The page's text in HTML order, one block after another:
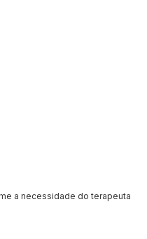
a necessidade do terapeuta